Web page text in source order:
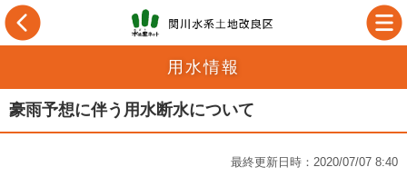
用水情報
豪雨予想に伴う用水断水について
最終更新日時：2020/07/07 8:40